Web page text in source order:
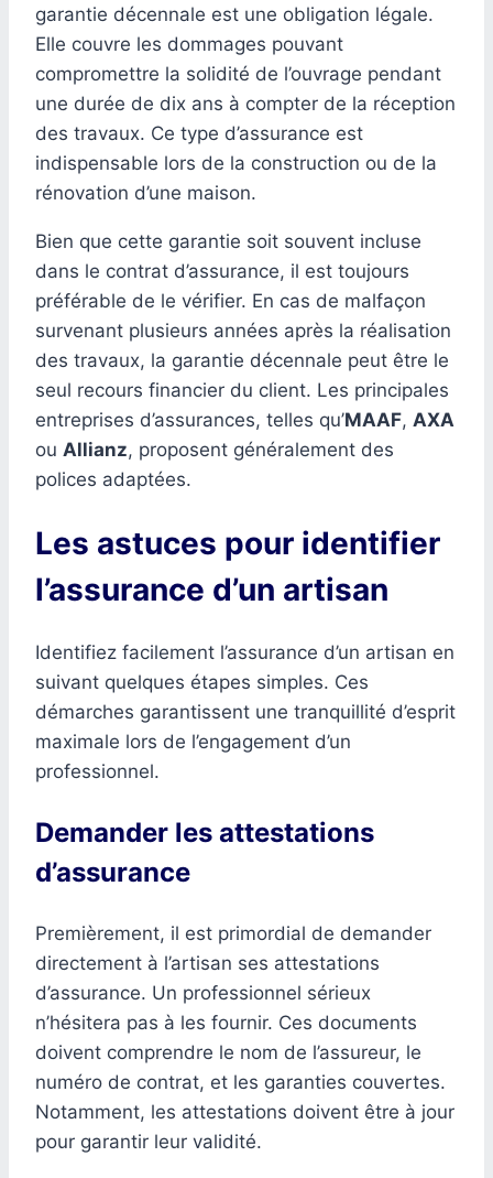
garantie décennale est une obligation légale.
Elle couvre les dommages pouvant
compromettre la solidité de l’ouvrage pendant
une durée de dix ans à compter de la réception
des travaux. Ce type d’assurance est
indispensable lors de la construction ou de la
rénovation d’une maison.
Bien que cette garantie soit souvent incluse
dans le contrat d’assurance, il est toujours
préférable de le vérifier. En cas de malfaçon
survenant plusieurs années après la réalisation
des travaux, la garantie décennale peut être le
seul recours financier du client. Les principales
entreprises d’assurances, telles qu’MAAF, AXA
ou Allianz, proposent généralement des
polices adaptées.
Les astuces pour identifier
l’assurance d’un artisan
Identifiez facilement l’assurance d’un artisan en
suivant quelques étapes simples. Ces
démarches garantissent une tranquillité d’esprit
maximale lors de l’engagement d’un
professionnel.
Demander les attestations
d’assurance
Premièrement, il est primordial de demander
directement à l’artisan ses attestations
d’assurance. Un professionnel sérieux
n’hésitera pas à les fournir. Ces documents
doivent comprendre le nom de l’assureur, le
numéro de contrat, et les garanties couvertes.
Notamment, les attestations doivent être à jour
pour garantir leur validité.